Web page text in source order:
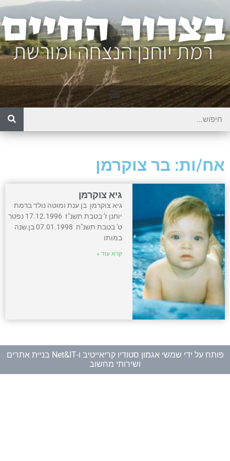
אח/ות: בר צוקרמן
גיא צוקרמן
גיא צוקרמן בן ענת ומוטה נולד ברמת
יוחנן ז' בטבת תשנ"ז 17.12.1996 נפטר
ט' בטבת תשנ"ח 07.01.1998 בן שנה
במותו
קרא עוד »
פותח על ידי שמשי אגמון סטודיו קריאייטיב ו-
Net&IT בניית אתרים
ושירותי מחשוב